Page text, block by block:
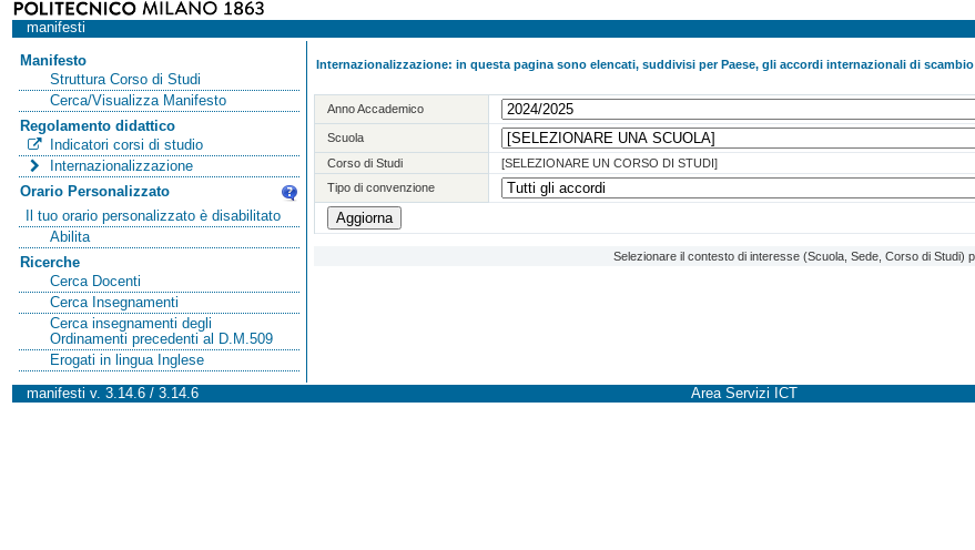
manifesti
Manifesto
Struttura Corso di Studi
Cerca/Visualizza Manifesto
Regolamento didattico
Indicatori corsi di studio
Internazionalizzazione
Orario Personalizzato
Il tuo orario personalizzato è disabilitato
Abilita
Ricerche
Cerca Docenti
Cerca Insegnamenti
Cerca insegnamenti degli
Ordinamenti precedenti al D.M.509
Erogati in lingua Inglese
Internazionalizzazione: in questa pagina sono elencati, suddivisi per Paese, gli accordi internazionali di
Anno Accademico
Scuola
Corso di Studi
[SELEZIONARE UN CORSO DI STUDI]
Tipo di convenzione
Selezionare il contesto di interesse (Scuola, Sede, Corso di Studi)
manifesti v. 3.14.6 / 3.14.6 Area Servizi ICT